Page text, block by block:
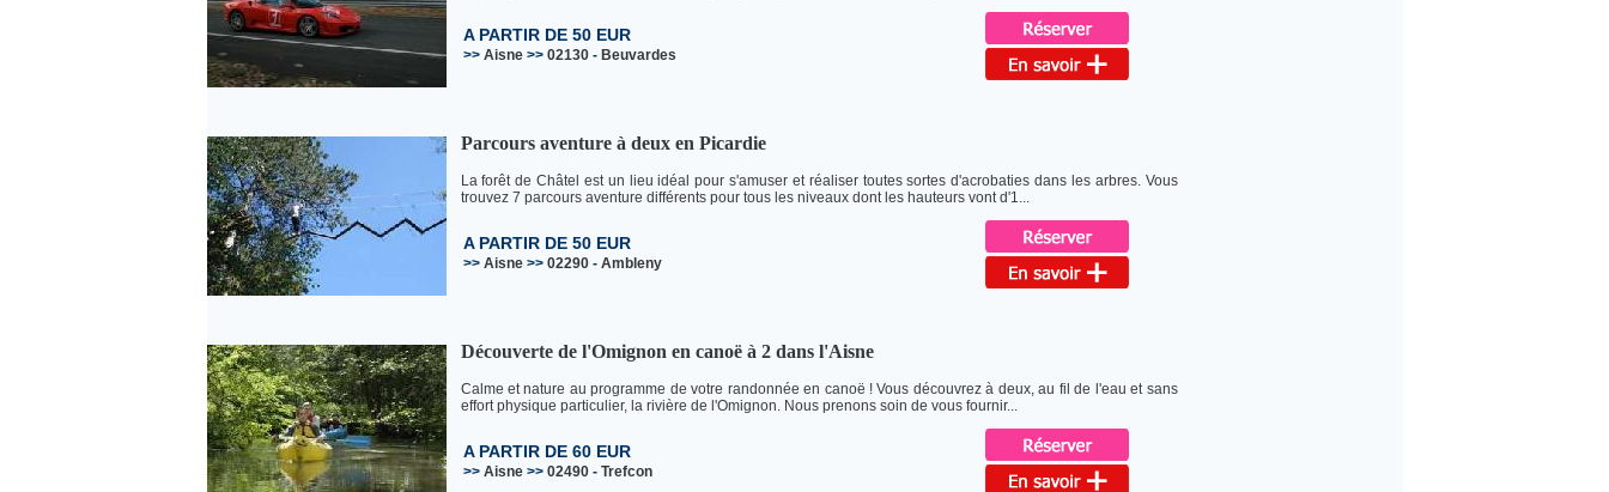
A PARTIR DE 50 EUR
>> Aisne>> 02130- Beuvardes
Parcours aventure à deux en Picardie
La forêt de Châtel est un lieu idéal pour s'amuser et réaliser toutes sortes d'acrobaties dans les arbres. Vous
trouvez 7 parcours aventure différents pour tous les niveaux dont les hauteurs vont d'1...
A PARTIR DE 50 EUR
>> Aisne>> 02290- Ambleny
Découverte de l'Omignon en canoë à 2 dans l'Aisne
Calme et nature au programme de votre randonnée en canoë ! Vous découvrez à deux, au fil de l'eau et sans
effort physique particulier, la rivière de l'Omignon. Nous prenons soin de vous fournir...
A PARTIR DE 60 EUR
>> Aisne>> 02490- Trefcon